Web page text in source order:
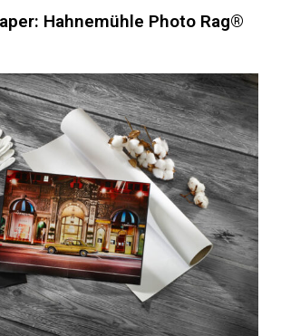
Hahnemühle Photo Rag®